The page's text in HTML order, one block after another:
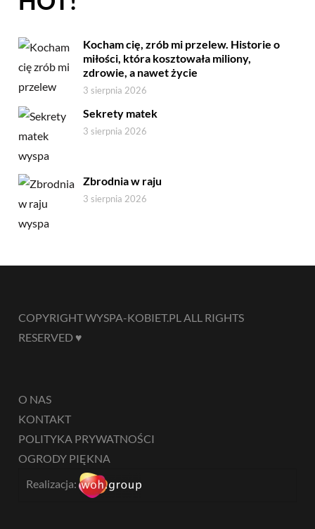
Kocham cię, zrób mi przelew. Historie o
miłości, która kosztowała miliony,
zdrowie, a nawet życie
3 sierpnia 2026
Sekrety matek
3 sierpnia 2026
Zbrodnia w raju
3 sierpnia 2026
COPYRIGHT WYSPA-KOBIET.PL ALL RIGHTS
RESERVED ♥
O NAS
KONTAKT
POLITYKA PRYWATNOŚCI
OGRODY PIĘKNA
Realizacja: